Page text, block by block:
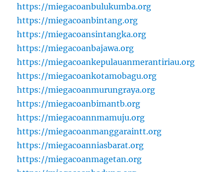
https://miegacoanbulukumba.org
https://miegacoanbintang.org
https://miegacoansintangka.org
https://miegacoanbajawa.org
https://miegacoankepulauanmerantiriau.org
https://miegacoankotamobagu.org
https://miegacoanmurungraya.org
https://miegacoanbimantb.org
https://miegacoannmamuju.org
https://miegacoanmanggaraintt.org
https://miegacoanniasbarat.org
https://miegacoanmagetan.org